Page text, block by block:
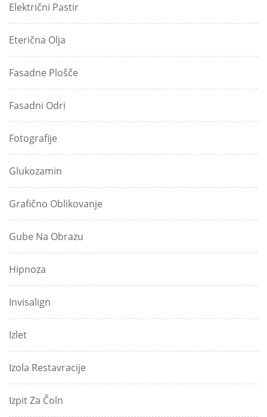
Električni Pastir
Eterična Olja
Fasadne Plošče
Fasadni Odri
Fotografije
Glukozamin
Grafično Oblikovanje
Gube Na Obrazu
Hipnoza
Invisalign
Izlet
Izola Restavracije
Izpit Za Čoln